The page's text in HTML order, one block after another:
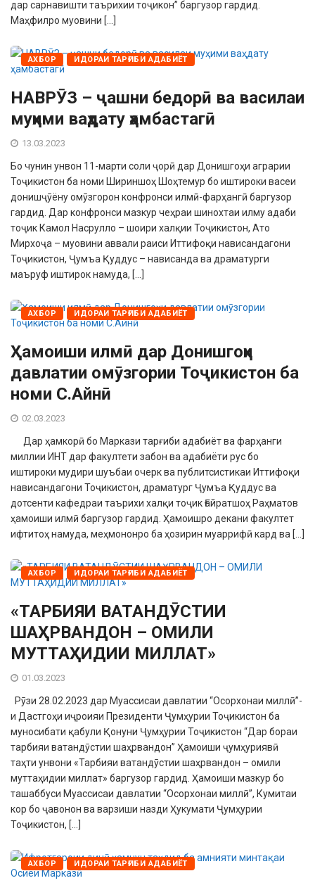
дар сарнавишти таърихии тоҷикон” баргузор гардид.
Маҳфилро муовини […]
АХБОР ИДОРАИ ТАРҒИБИ АДАБИЁТ
НАВРӮЗ – ҷашни бедорӣ ва василаи
муҳими ваҳдату ҳамбастагӣ
13.03.2023
Бо чунин унвон 11-марти соли ҷорӣ дар Донишгоҳи аграрии
Тоҷикистон ба номи Шириншоҳ Шоҳтемур бо иштироки васеи
донишҷӯёну омӯзгорон конфронси илмӣ-фарҳангӣ баргузор
гардид. Дар конфронси мазкур чеҳраи шинохтаи илму адаби
тоҷик Камол Насрулло – шоири халқии Тоҷикистон, Ато
Мирхоҷа – муовини аввали раиси Иттифоқи нависандагони
Тоҷикистон, Ҷумъа Қуддус – нависанда ва драматурги
маъруф иштирок намуда, […]
АХБОР ИДОРАИ ТАРҒИБИ АДАБИЁТ
Ҳамоиши илмӣ дар Донишгоҳи
давлатии омӯзгории Тоҷикистон ба
номи С.Айнӣ
02.03.2023
Дар ҳамкорӣ бо Маркази тарғиби адабиёт ва фарҳанги
миллии ИНТ дар факултети забон ва адабиёти рус бо
иштироки мудири шуъбаи очерк ва публитсистикаи Иттифоқи
нависандагони Тоҷикистон, драматург Ҷумъа Қуддус ва
дотсенти кафедраи таърихи халқи тоҷик Ғайратшоҳ Раҳматов
ҳамоиши илмӣ баргузор гардид. Ҳамоишро декани факултет
ифтитоҳ намуда, меҳмононро ба ҳозирин муаррифӣ кард ва […]
АХБОР ИДОРАИ ТАРҒИБИ АДАБИЁТ
«ТАРБИЯИ ВАТАНДӮСТИИ
ШАҲРВАНДОН – ОМИЛИ
МУТТАҲИДИИ МИЛЛАТ»
01.03.2023
Рӯзи 28.02.2023 дар Муассисаи давлатии “Осорхонаи миллӣ”-
и Дастгоҳи иҷроияи Президенти Ҷумҳурии Тоҷикистон ба
муносибати қабули Қонуни Ҷумҳурии Тоҷикистон “Дар бораи
тарбияи ватандӯстии шаҳрвандон” Ҳамоиши ҷумҳуриявӣ
таҳти унвони «Тарбияи ватандӯстии шаҳрвандон – омили
муттаҳидии миллат» баргузор гардид. Ҳамоиши мазкур бо
ташаббуси Муассисаи давлатии “Осорхонаи миллӣ”, Кумитаи
кор бо ҷавонон ва варзиши назди Ҳукумати Ҷумҳурии
Тоҷикистон, […]
АХБОР ИДОРАИ ТАРҒИБИ АДАБИЁТ